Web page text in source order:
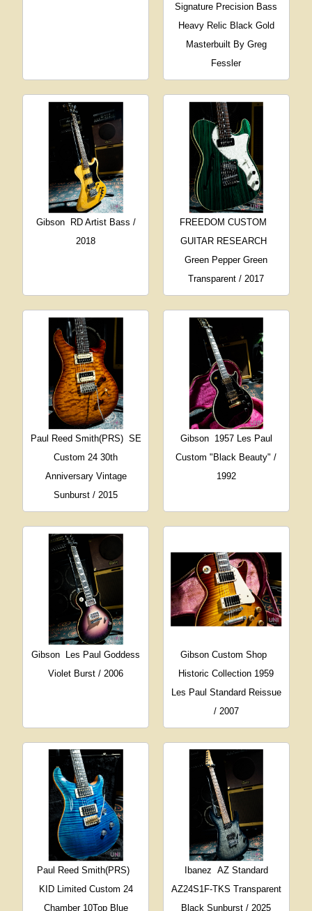
Signature Precision Bass
Heavy Relic Black Gold
Masterbuilt By Greg
Fessler
Gibson
RD Artist Bass /
2018
FREEDOM CUSTOM
GUITAR RESEARCH
Green Pepper Green
Transparent / 2017
Paul Reed Smith(PRS) SE
Custom 24 30th
Anniversary Vintage
Sunburst / 2015
Gibson
1957 Les Paul
Custom "Black Beauty" /
1992
Gibson Les Paul Goddess
Violet Burst / 2006
Gibson Custom Shop
Historic Collection 1959
Les Paul Standard Reissue
/ 2007
Paul Reed Smith(PRS)
KID Limited Custom 24
Chamber 10Top Blue
Ibanez AZ Standard
AZ24S1F-TKS Transparent
Black Sunburst / 2025